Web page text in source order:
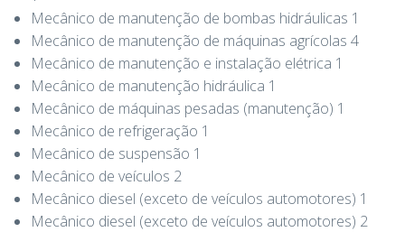
Mecânico de manutenção de bombas hidráulicas 1
Mecânico de manutenção de máquinas agrícolas 4
Mecânico de manutenção e instalação elétrica 1
Mecânico de manutenção hidráulica 1
Mecânico de máquinas pesadas (manutenção) 1
Mecânico de refrigeração 1
Mecânico de suspensão 1
Mecânico de veículos 2
Mecânico diesel (exceto de veículos automotores) 1
Mecânico diesel (exceto de veículos automotores) 2